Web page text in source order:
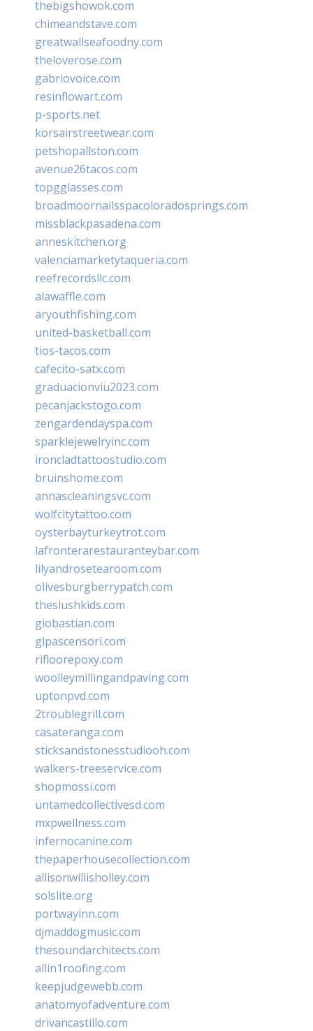
thebigshowok.com
chimeandstave.com
greatwallseafoodny.com
theloverose.com
gabriovoice.com
resinflowart.com
p-sports.net
korsairstreetwear.com
petshopallston.com
avenue26tacos.com
topgglasses.com
broadmoornailsspacoloradosprings.com
missblackpasadena.com
anneskitchen.org
valenciamarketytaqueria.com
reefrecordsllc.com
alawaffle.com
aryouthfishing.com
united-basketball.com
tios-tacos.com
cafecito-satx.com
graduacionviu2023.com
pecanjackstogo.com
zengardendayspa.com
sparklejewelryinc.com
ironcladtattoostudio.com
bruinshome.com
annascleaningsvc.com
wolfcitytattoo.com
oysterbayturkeytrot.com
lafronterarestauranteybar.com
lilyandrosetearoom.com
olivesburgberrypatch.com
theslushkids.com
giobastian.com
glpascensori.com
rifloorepoxy.com
woolleymillingandpaving.com
uptonpvd.com
2troublegrill.com
casateranga.com
sticksandstonesstudiooh.com
walkers-treeservice.com
shopmossi.com
untamedcollectivesd.com
mxpwellness.com
infernocanine.com
thepaperhousecollection.com
allisonwillisholley.com
solslite.org
portwayinn.com
djmaddogmusic.com
thesoundarchitects.com
allin1roofing.com
keepjudgewebb.com
anatomyofadventure.com
drivancastillo.com